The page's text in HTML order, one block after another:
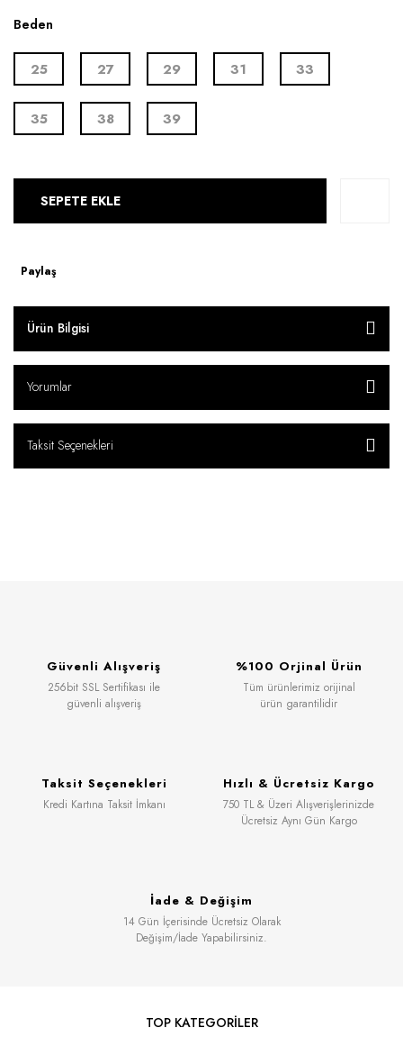
Beden
25 27 29 31 33
35 38 39
SEPETE EKLE
Paylaş
Ürün Bilgisi
Yorumlar
Taksit Seçenekleri
Güvenli Alışveriş
256bit SSL Sertifikası ile
güvenli alışveriş
%100 Orjinal Ürün
Tüm ürünlerimiz orijinal
ürün garantilidir
Taksit Seçenekleri
Kredi Kartına Taksit İmkanı
Hızlı & Ücretsiz Kargo
750 TL & Üzeri Alışverişlerinizde
Ücretsiz Aynı Gün Kargo
İade & Değişim
14 Gün İçerisinde Ücretsiz Olarak
Değişim/İade Yapabilirsiniz.
TOP KATEGORİLER